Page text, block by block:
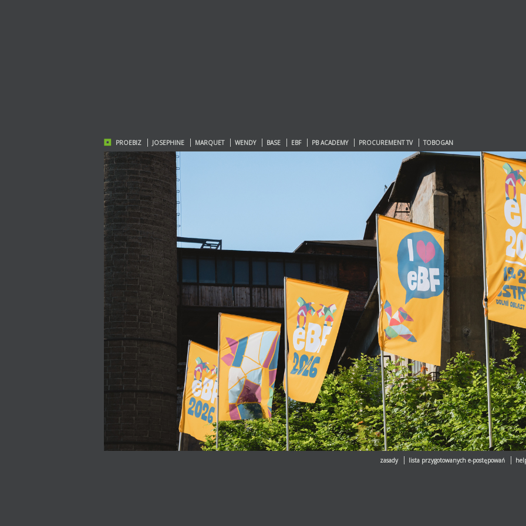
PROEBIZ JOSEPHINE MARQUET WENDY BASE EBF PB ACADEMY PROCUREMENT TV TOBOGAN
zasady lista przygotowanych e-postępowań